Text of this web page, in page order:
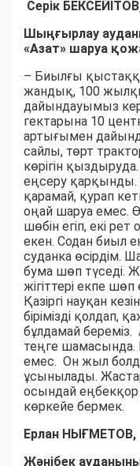
Серік
Шыңғырлау
«Азат» шаруа
– Биылғы қыстаққа
жандық, 100
дайындауымыз
гектарына 10
артығымен
сайлы, төрт
көрігін
еңсеру
қарамай, қурап
оңай шаруа емес.
шөбін егіп, екі
екен. Содан биыл
суданка өсірдім.
бума шөп түседі.
жігіттері екпе
Қазіргі науқан
бірімізді қолдап,
бұлдамай
теңге шамасында.
емес. Он жыл
ұсынылады.
осындай
көркейе бермек.
Ерлан НЫҒМЕТОВ,
Жәнібек